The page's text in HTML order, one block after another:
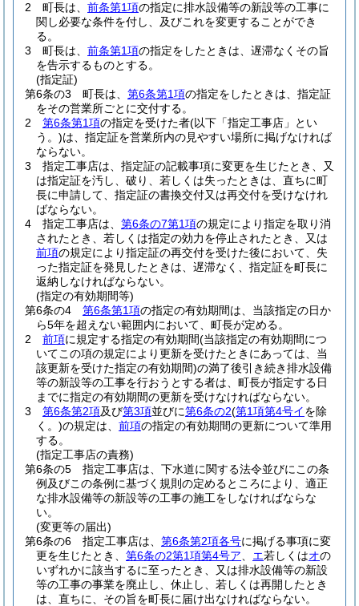
2
町長は、 前条第1項の指定に排水設備等の新設等の工事に
関し必要な条件を付し、及びこれを変更することができ
る。
3
町長は、 前条第1項の指定をしたときは、遅滞なくその旨
を告示するものとする。
(指定証)
第6条の3
町長は、 第6条第1項の指定をしたときは、指定証
をその営業所ごとに交付する。
2
第6条第1項の指定を受けた者(以下「指定工事店」とい
う。)は、指定証を営業所内の見やすい場所に掲げなければ
ならない。
3
指定工事店は、指定証の記載事項に変更を生じたとき、又
は指定証を汚し、破り、若しくは失ったときは、直ちに町
長に申請して、指定証の書換交付又は再交付を受けなけれ
ばならない。
4
指定工事店は、 第6条の7第1項の規定により指定を取り消
されたとき、若しくは指定の効力を停止されたとき、又は
前項の規定により指定証の再交付を受けた後において、失
った指定証を発見したときは、遅滞なく、指定証を町長に
返納しなければならない。
(指定の有効期間等)
第6条の4
第6条第1項の指定の有効期間は、当該指定の日か
ら5年を超えない範囲内において、町長が定める。
2
前項に規定する指定の有効期間(当該指定の有効期間につ
いてこの項の規定により更新を受けたときにあっては、当
該更新を受けた指定の有効期間)の満了後引き続き排水設備
等の新設等の工事を行おうとする者は、町長が指定する日
までに指定の有効期間の更新を受けなければならない。
3
第6条第2項及び第3項並びに第6条の2(第1項第4号イを除
く。)の規定は、 前項の指定の有効期間の更新について準用
する。
(指定工事店の責務)
第6条の5
指定工事店は、下水道に関する法令並びにこの条
例及びこの条例に基づく規則の定めるところにより、適正
な排水設備等の新設等の工事の施工をしなければならな
い。
(変更等の届出)
第6条の6
指定工事店は、 第6条第2項各号に掲げる事項に変
更を生じたとき、 第6条の2第1項第4号ア エ若しくはオの
いずれかに該当するに至ったとき、又は排水設備等の新設
等の工事の事業を廃止し、休止し、若しくは再開したとき
は、直ちに、その旨を町長に届け出なければならない。